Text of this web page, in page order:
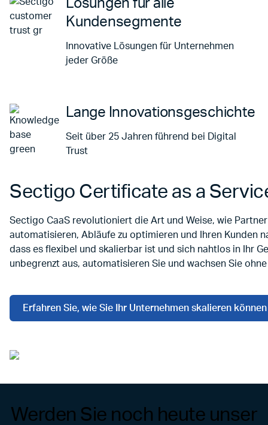
Lösungen für alle
Kundensegmente
Innovative Lösungen für Unternehmen
jeder Größe
Lange Innovationsgeschichte
Seit über 25 Jahren führend bei Digital
Trust
Sectigo Certificate as a
Sectigo CaaS revolutioniert die Art und Weise, wie
automatisieren, Abläufe zu optimieren und Ihren Kunden
dass es flexibel und skalierbar ist und sich nahtlos in Ihr
unbegrenzt aus, automatisieren Sie und wachsen Sie ohne
Erfahren Sie, wie Sie Ihr Unternehmen skalieren können
Werden Sie noch heute unser